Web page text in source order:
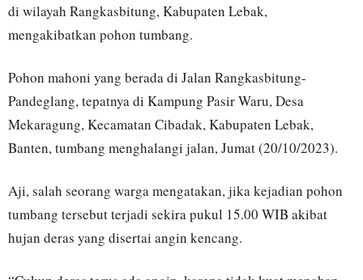
di wilayah Rangkasbitung, Kabupaten Lebak,
mengakibatkan pohon tumbang.
Pohon mahoni yang berada di Jalan Rangkasbitung-
Pandeglang, tepatnya di Kampung Pasir Waru, Desa
Mekaragung, Kecamatan Cibadak, Kabupaten Lebak,
Banten, tumbang menghalangi jalan, Jumat (20/10/2023).
Aji, salah seorang warga mengatakan, jika kejadian pohon
tumbang tersebut terjadi sekira pukul 15.00 WIB akibat
hujan deras yang disertai angin kencang.